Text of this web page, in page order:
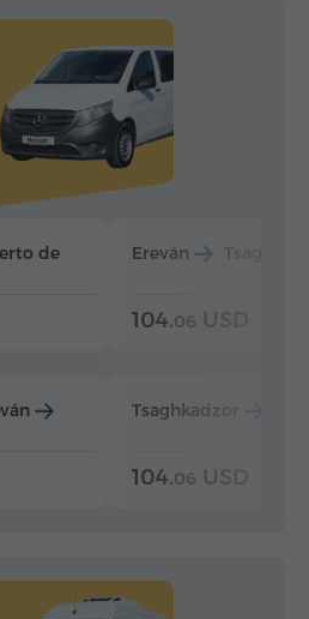
de
Ereván
104.06 USD
Tsaghkadzor
104.06 USD